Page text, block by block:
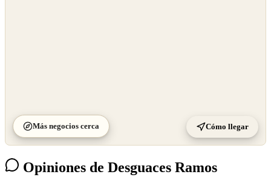
Más negocios cerca Cómo llegar
Opiniones de Desguaces Ramos